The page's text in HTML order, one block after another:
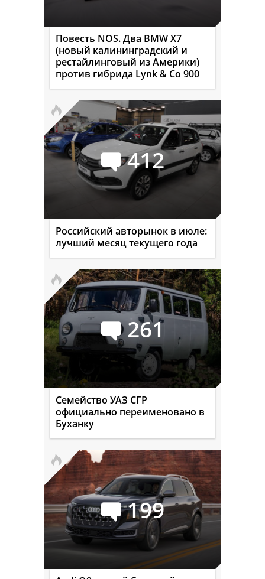
Повесть NOS. Два BMW X7
(новый калининградский и
рестайлинговый из Америки)
против гибрида Lynk & Co 900
412
Российский авторынок в июле:
лучший месяц текущего года
261
Семейство УАЗ СГР
официально переименовано в
Буханку
199